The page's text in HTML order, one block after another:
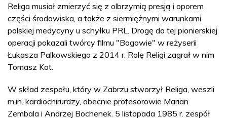
Religa musiał zmierzyć się z olbrzymią presją i oporem
części środowiska, a także z siermiężnymi warunkami
polskiej medycyny u schyłku PRL. Drogę do tej pionierskiej
operacji pokazali twórcy filmu "Bogowie" w reżyserii
Łukasza Palkowskiego z 2014 r. Rolę Religi zagrał w nim
Tomasz Kot.
W skład zespołu, który w Zabrzu stworzył Religa, weszli
m.in. kardiochirurdzy, obecnie profesorowie Marian
Zembala i Andrzej Bochenek. 5 listopada 1985 r. zespół